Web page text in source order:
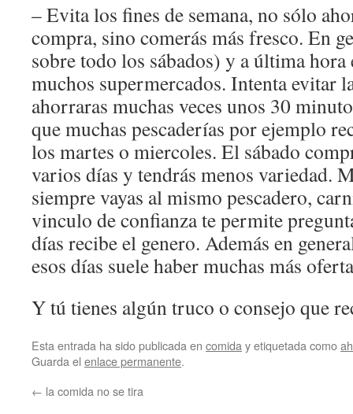
– Evita los fines de semana, no sólo
compra, sino comerás más fresco. En
sobre todo los sábados) y a última hora
muchos supermercados. Intenta evitar
ahorraras muchas veces unos 30
que muchas pescaderías por ejemplo
los martes o miercoles. El sábado
varios días y tendrás menos variedad.
siempre vayas al mismo pescadero,
vinculo de confianza te permite
días recibe el genero. Además en
esos días suele haber muchas más
Y tú tienes algún truco o consejo que
Esta entrada ha sido publicada en comida y etiquetada como
Guarda el enlace permanente.
← la comida no se tira